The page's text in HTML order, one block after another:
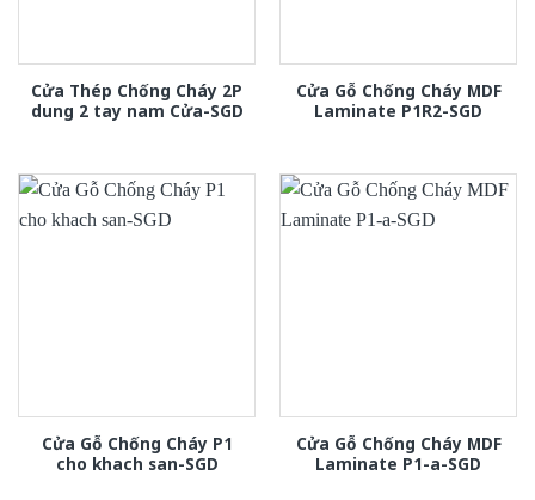
Cửa Thép Chống Cháy 2P
dung 2 tay nam Cửa-SGD
Cửa Gỗ Chống Cháy MDF
Laminate P1R2-SGD
Cửa Gỗ Chống Cháy P1
cho khach san-SGD
Cửa Gỗ Chống Cháy MDF
Laminate P1-a-SGD